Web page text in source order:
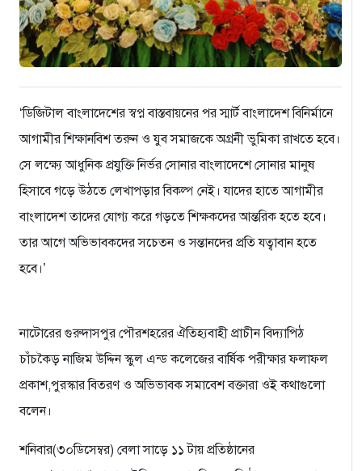
‘ডিজিটাল বাংলাদেশের স্বপ্ন বাস্তবায়নের পর স্মার্ট বাংলাদেশ বিনির্মানে
আগামীর শিক্ষানবিশ তরুন ও যুব সমাজকে অগ্রনী ভুমিকা রাখতে হবে।
সে লক্ষ্যে আধুনিক প্রযুক্তি নির্ভর সোনার বাংলাদেশে সোনার মানুষ
হিসাবে গড়ে উঠতে লেখাপড়ার বিকল্প নেই। যাদের হাতে আগামীর
বাংলাদেশ তাদের যোগ্য করে গড়তে শিক্ষকদের আন্তরিক হতে হবে।
তার আগে অভিভাবকদের সচেতন ও সন্তানদের প্রতি যত্বাবান হতে
হবে।’
নাটোরের গুরুদাসপুর পৌরশহরের ঐতিহ্যবাহী প্রাচীন বিদ্যাপিঠ
চাঁচকৈড় নাজিম উদ্দিন স্কুল এন্ড কলেজের বার্ষিক পরীক্ষার ফলাফল
প্রকাশ,পুরস্কার বিতরণ ও অভিভাবক সমাবেশ বক্তারা ওই কথাগুলো
বলেন।
শনিবার(৩০ডিসেম্বর) বেলা সাড়ে ১১ টায় প্রতিষ্ঠানের